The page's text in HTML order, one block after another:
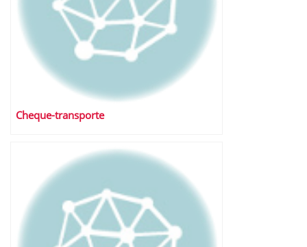
Cheque-transporte